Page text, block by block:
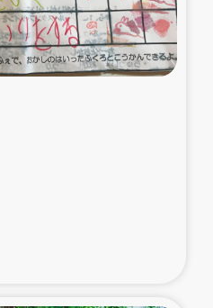
女性グループの生計支援
改善による栄養改善事業
た子どもの栄養改善事業